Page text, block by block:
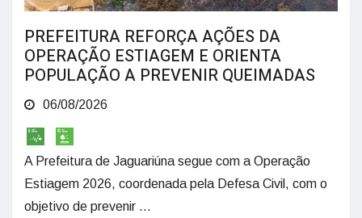
PREFEITURA REFORÇA AÇÕES DA
OPERAÇÃO ESTIAGEM E ORIENTA
POPULAÇÃO A PREVENIR QUEIMADAS
06/08/2026
A Prefeitura de Jaguariúna segue com a Operação
Estiagem 2026, coordenada pela Defesa Civil, com o
objetivo de prevenir ...